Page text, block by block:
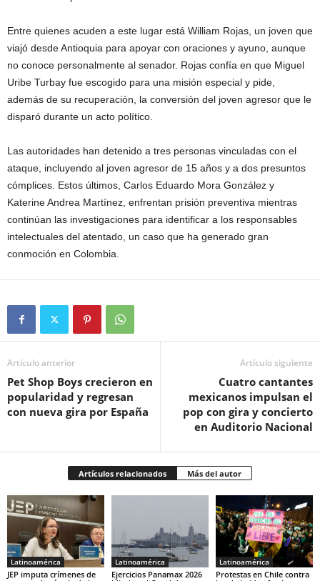
Entre quienes acuden a este lugar está William Rojas, un joven que
viajó desde Antioquia para apoyar con oraciones y ayuno, aunque
no conoce personalmente al senador. Rojas confía en que Miguel
Uribe Turbay fue escogido para una misión especial y pide,
además de su recuperación, la conversión del joven agresor que le
disparó durante un acto político.
Las autoridades han detenido a tres personas vinculadas con el
ataque, incluyendo al joven agresor de 15 años y a dos presuntos
cómplices. Estos últimos, Carlos Eduardo Mora González y
Katerine Andrea Martínez, enfrentan prisión preventiva mientras
continúan las investigaciones para identificar a los responsables
intelectuales del atentado, un caso que ha generado gran
conmoción en Colombia.
Artículo anterior
Pet Shop Boys crecieron en
popularidad y regresan
con nueva gira por España
Artículo siguiente
Cuatro cantantes
mexicanos impulsan el
pop con gira y concierto
en Auditorio Nacional
Artículos relacionados Más del autor
Latinoamérica
JEP imputa crímenes de
Latinoamérica
Ejercicios Panamax 2026
Latinoamérica
Protestas en Chile contra